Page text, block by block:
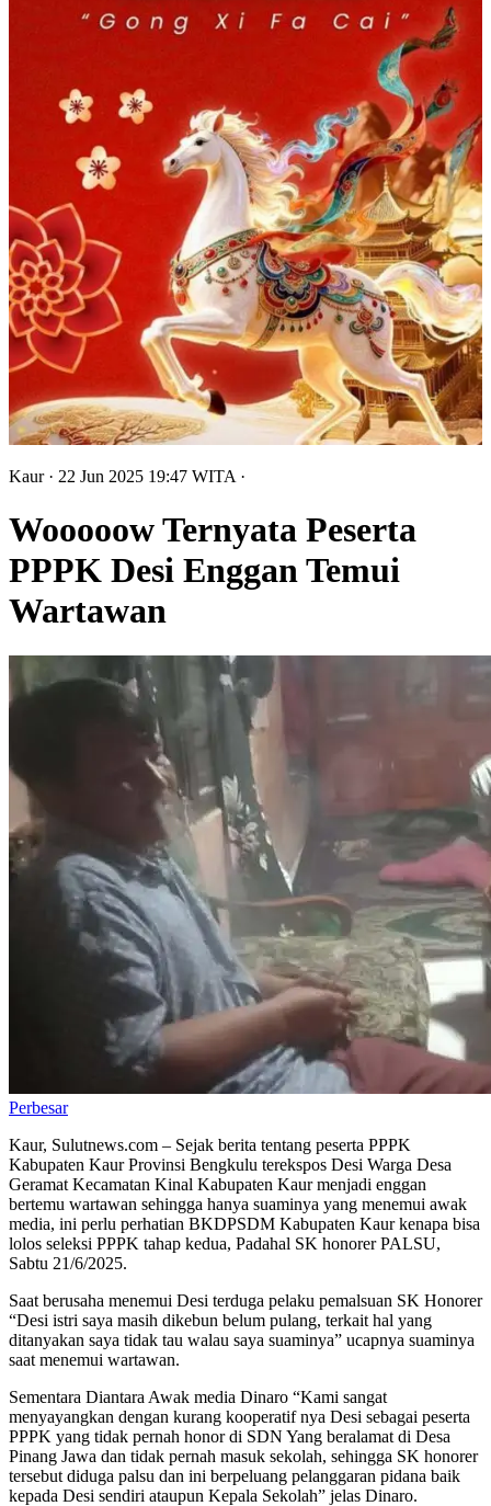
Kaur · 22 Jun 2025 19:47 WITA ·
Wooooow Ternyata Peserta
PPPK Desi Enggan Temui
Wartawan
Perbesar
Kaur, Sulutnews.com – Sejak berita tentang peserta PPPK
Kabupaten Kaur Provinsi Bengkulu terekspos Desi Warga Desa
Geramat Kecamatan Kinal Kabupaten Kaur menjadi enggan
bertemu wartawan sehingga hanya suaminya yang menemui awak
media, ini perlu perhatian BKDPSDM Kabupaten Kaur kenapa bisa
lolos seleksi PPPK tahap kedua, Padahal SK honorer PALSU,
Sabtu 21/6/2025.
Saat berusaha menemui Desi terduga pelaku pemalsuan SK Honorer
“Desi istri saya masih dikebun belum pulang, terkait hal yang
ditanyakan saya tidak tau walau saya suaminya” ucapnya suaminya
saat menemui wartawan.
Sementara Diantara Awak media Dinaro “Kami sangat
menyayangkan dengan kurang kooperatif nya Desi sebagai peserta
PPPK yang tidak pernah honor di SDN Yang beralamat di Desa
Pinang Jawa dan tidak pernah masuk sekolah, sehingga SK honorer
tersebut diduga palsu dan ini berpeluang pelanggaran pidana baik
kepada Desi sendiri ataupun Kepala Sekolah” jelas Dinaro.